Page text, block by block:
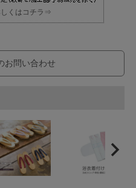
くはコチラ⇒
お問い合わせ